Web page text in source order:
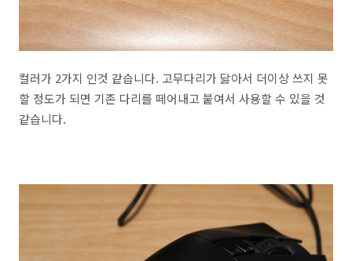
컬러가 2가지 인것 같습니다. 고무다리가 닳아서 더이상 쓰지 못
할 정도가 되면 기존 다리를 떼어내고 붙여서 사용할 수 있을 것
같습니다.